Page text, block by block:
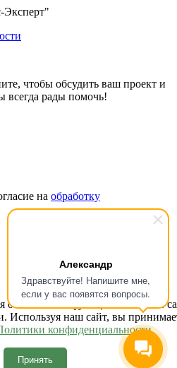
Александр
Здравствуйте! Напишите мне,
если у вас появятся вопросы.
чтобы обсудить ваш проект и
всегда рады помочь!
на обработку
звонок, наш менеджер свяжется
была отклонена. Проверьте
функциональности
Используя наш сайт, вы
конфиденциальности.
Принять